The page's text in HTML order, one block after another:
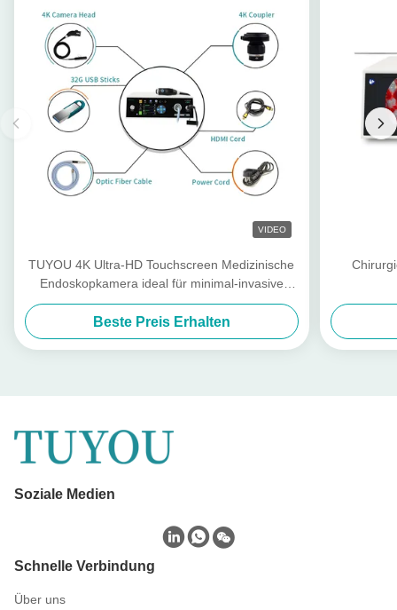
VIDEO
TUYOU 4K Ultra-HD Touchscreen Medizinische
Endoskopkamera ideal für minimal-invasive
Operationen
Beste Preis Erhalten
Soziale Medien
Schnelle Verbindung
Über uns